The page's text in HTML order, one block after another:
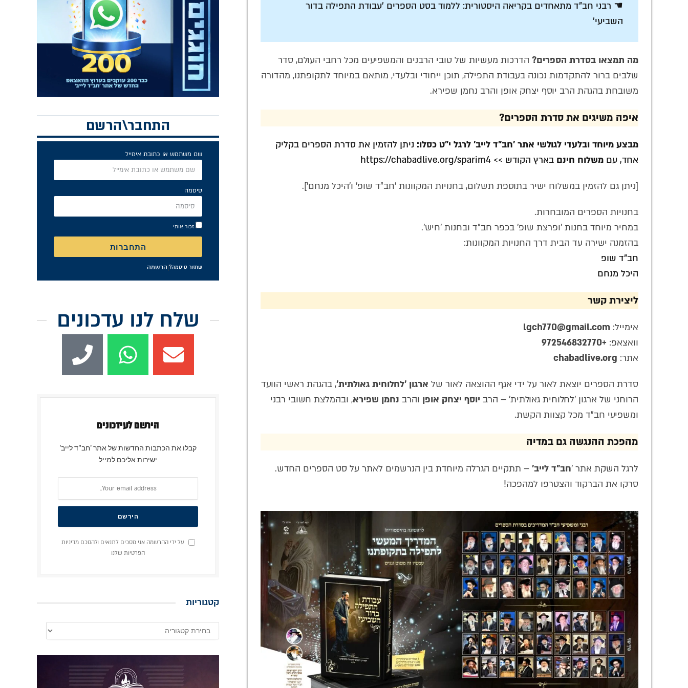
☚ רבני חב"ד מתאחדים בקריאה היסטורית: ללמוד בסט הספרים 'עבודת התפילה בדור
השביעי'
מה תמצאו בסדרת הספרים? הדרכות מעשיות של טובי הרבנים והמשפיעים מכל רחבי העולם, סדר
שלבים ברור להתקדמות נכונה בעבודת התפילה, תוכן ייחודי ובלעדי, מותאם במיוחד לתקופתנו, מהדורה
משובחת בהגהת הרב יוסף יצחק אופן והרב נחמן שפירא.
איפה משיגים את סדרת הספרים?
מבצע מיוחד ובלעדי לגולשי אתר 'חב"ד לייב' לרגל י"ט כסלו: ניתן להזמין את סדרת הספרים בקליק
אחד, עם משלוח חינם בארץ הקודש >> https://chabadlive.org/sparim4
[ניתן גם להזמין במשלוח ישיר בתוספת תשלום, בחנויות המקוונות 'חב"ד שופ' ו'היכל מנחם'].
בחנויות הספרים המובחרות.
במחיר מיוחד בחנות 'ופרצת שופ' בכפר חב"ד ובחנות 'חיש'.
בהזמנה ישירה עד הבית דרך החנויות המקוונות:
חב"ד שופ
היכל מנחם
ליצירת קשר
אימייל: lgch770@gmail.com
וואצאפ: +972546832770
אתר: chabadlive.org
סדרת הספרים יוצאת לאור על ידי אגף ההוצאה לאור של ארגון 'לחלוחית גאולתית', בהגהת ראשי הוועד
הרוחני של ארגון 'לחלוחית גאולתית' – הרב יוסף יצחק אופן והרב נחמן שפירא, ובהמלצת חשובי רבני
ומשפיעי חב"ד מכל קצוות הקשת.
מהפכת ההנגשה גם במדיה
לרגל השקת אתר 'חב"ד לייב' – תתקיים הגרלה מיוחדת בין הנרשמים לאתר על סט הספרים החדש.
סרקו את הברקוד והצטרפו למהפכה!
התחבר\הרשם
שם משתמש או כתובת אימייל
סיסמה
זכור אותי
התחברות
שחזור סיסמה?|הרשמה
שלח לנו עדכונים
הירשם לעידכונים
קבלו את הכתבות החדשות של אתר 'חב"ד לייב'
ישירות אליכם למייל
על ידי ההרשמה אני מסכים לתנאים ולהסכם מדיניות
הפרטיות שלנו
קטגוריות